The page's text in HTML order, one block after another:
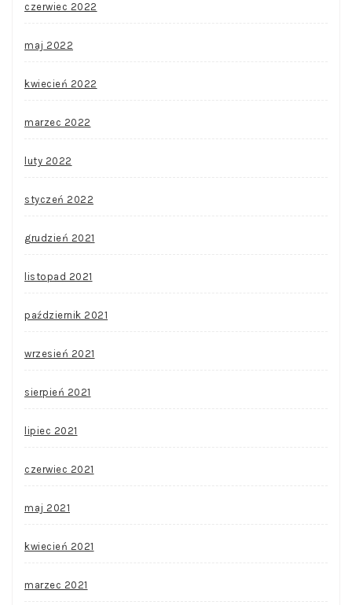
czerwiec 2022
maj 2022
kwiecień 2022
marzec 2022
luty 2022
styczeń 2022
grudzień 2021
listopad 2021
październik 2021
wrzesień 2021
sierpień 2021
lipiec 2021
czerwiec 2021
maj 2021
kwiecień 2021
marzec 2021